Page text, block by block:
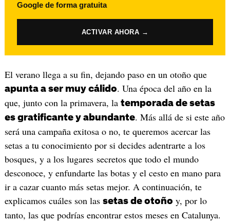
Google de forma gratuita
ACTIVAR AHORA →
El verano llega a su fin, dejando paso en un otoño que
apunta a ser muy cálido. Una época del año en la
que, junto con la primavera, la temporada de setas
es gratificante y abundante. Más allá de si este año
será una campaña exitosa o no, te queremos acercar las
setas a tu conocimiento por si decides adentrarte a los
bosques, y a los lugares secretos que todo el mundo
desconoce, y enfundarte las botas y el cesto en mano para
ir a cazar cuanto más setas mejor. A continuación, te
explicamos cuáles son las setas de otoño y, por lo
tanto, las que podrías encontrar estos meses en Catalunya.